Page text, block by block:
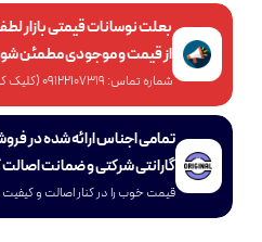
بعلت نوسانات قیمتی بازار
از قیمت و موجودی مطمئن
شماره تماس: 09122107319 (کلیک کنید👆)
تمامی اجناس ارائه شده در
گارانتی شرکتی و ضمانت اصالت
قیمت خوب را در کنار اصالت و